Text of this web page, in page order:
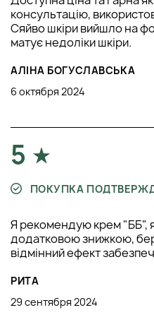
консультацію,
Сяйво шкіри вийшло на
матує недоліки шкіри.
АЛІНА БОГУСЛАВСЬКА
6 октября 2024
5
ПОКУПКА
Я рекомендую крем "ББ",
додатковою знижкою,
відмінний ефект
РИТА
29 сентября 2024